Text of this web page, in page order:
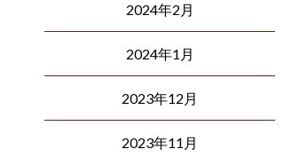
2024年2月
2024年1月
2023年12月
2023年11月